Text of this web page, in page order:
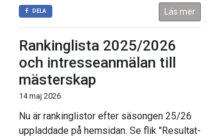
DELA Läs mer
Rankinglista 2025/2026
och intresseanmälan till
mästerskap
14 maj 2026
Nu är rankinglistor efter säsongen 25/26
uppladdade på hemsidan. Se flik "Resultat-